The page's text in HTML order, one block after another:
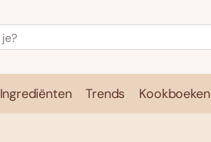
Ingrediënten Trends Kookboeken